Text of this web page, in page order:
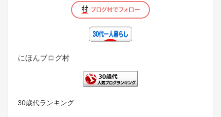
にほんブログ村
30歳代ランキング